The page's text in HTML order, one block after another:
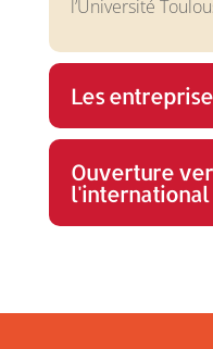
l’Université
Les
Ouverture
l'international